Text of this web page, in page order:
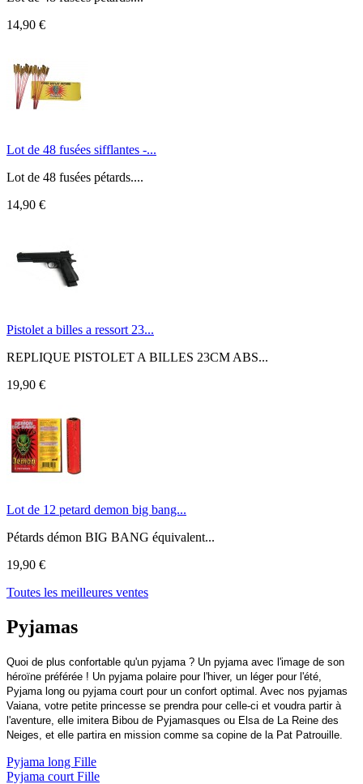
14,90 €
Lot de 48 fusées sifflantes -...
Lot de 48 fusées pétards....
14,90 €
Pistolet a billes a ressort 23...
REPLIQUE PISTOLET A BILLES 23CM ABS...
19,90 €
Lot de 12 petard demon big bang...
Pétards démon BIG BANG équivalent...
19,90 €
Toutes les meilleures ventes
Pyjamas
Quoi de plus confortable qu'un pyjama ? Un pyjama avec l'image de son
héroïne préférée ! Un pyjama polaire pour l'hiver, un léger pour l'été,
Pyjama long ou pyjama court pour un confort optimal. Avec nos pyjamas
Vaiana, votre petite princesse se prendra pour celle-ci et voudra partir à
l'aventure, elle imitera Bibou de Pyjamasques ou Elsa de La Reine des
Neiges, et elle partira en mission comme sa copine de la Pat Patrouille.
Pyjama long Fille
Pyjama court Fille